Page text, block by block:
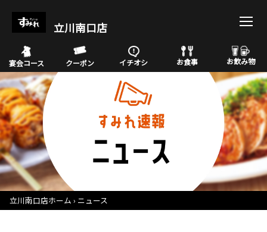
立川南口店
宴会コース クーポン イチオシ お食事 お飲み物
立川南口店ホーム ニュース